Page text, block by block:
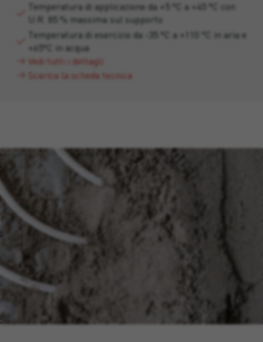
Temperatura di applicazione da +5 °C a +45 °C con
U.R. 85 % massima sul supporto
Temperatura di esercizio da -35 °C a +110 °C in aria e
+65°C in acqua
Vedi tutti i dettagli
Scarica la scheda tecnica